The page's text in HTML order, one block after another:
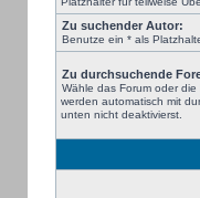
Zu suchender Autor:
Benutze ein * als
Zu durchsuchende
Wähle das Forum oder
werden automatisch mit
unten nicht deaktivierst.